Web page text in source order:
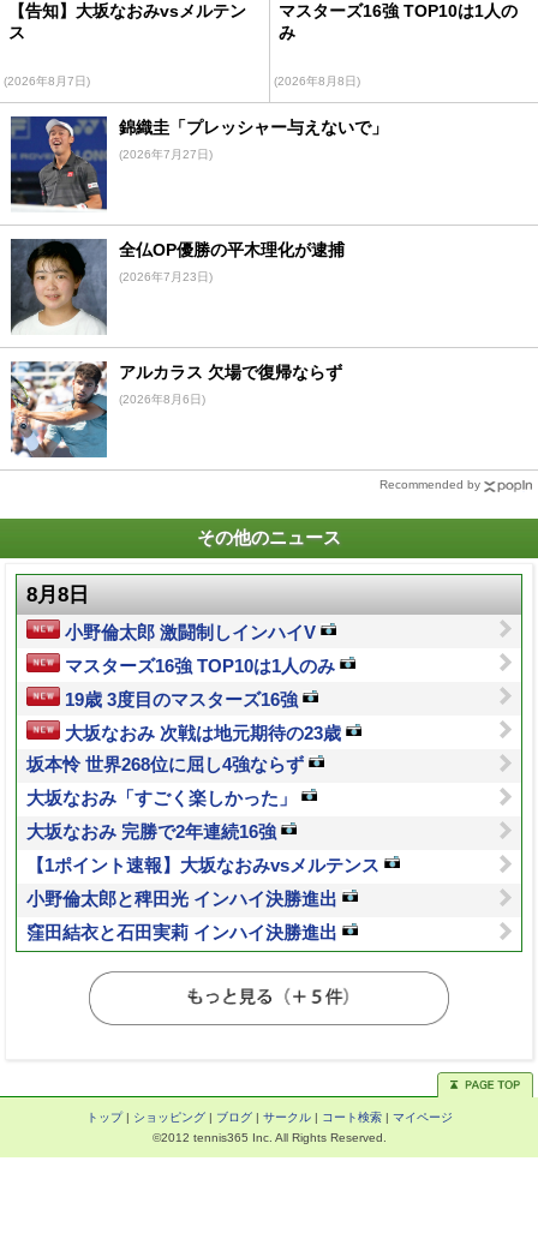
【告知】大坂なおみvsメルテン
ス
(2026年8月7日)
マスターズ16強 TOP10は1人の
み
(2026年8月8日)
錦織圭「プレッシャー与えないで」
(2026年7月27日)
全仏OP優勝の平木理化が逮捕
(2026年7月23日)
アルカラス 欠場で復帰ならず
(2026年8月6日)
Recommended by
その他のニュース
8月8日
小野倫太郎 激闘制しインハイV
マスターズ16強 TOP10は1人のみ
19歳 3度目のマスターズ16強
大坂なおみ 次戦は地元期待の23歳
坂本怜 世界268位に屈し4強ならず
大坂なおみ「すごく楽しかった」
大坂なおみ 完勝で2年連続16強
【1ポイント速報】大坂なおみvsメルテンス
小野倫太郎と稗田光 インハイ決勝進出
窪田結衣と石田実莉 インハイ決勝進出
トップ| ショッピング| ブログ| サークル| コート検索| マイページ
©2012 tennis365 Inc. All Rights Reserved.